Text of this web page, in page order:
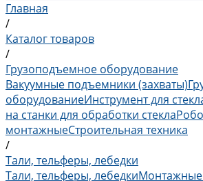
Главная
/
Каталог товаров
/
Грузоподъемное оборудование
Вакуумные подъемники (захваты)
оборудованиеИнструмент для
на станки для обработки стекла
монтажныеСтроительная техника
/
Тали, тельферы, лебедки
Тали, тельферы, лебедкиМонтажные